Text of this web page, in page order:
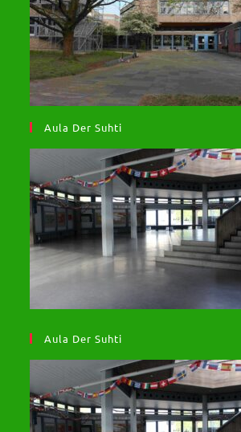
Aula Der Suhti
Aula Der Suhti